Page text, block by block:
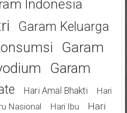
Indonesia
Garam Keluarga
Garam
Garam
Hari Amal Bhakti
Hari
Nasional Hari Ibu
Hari